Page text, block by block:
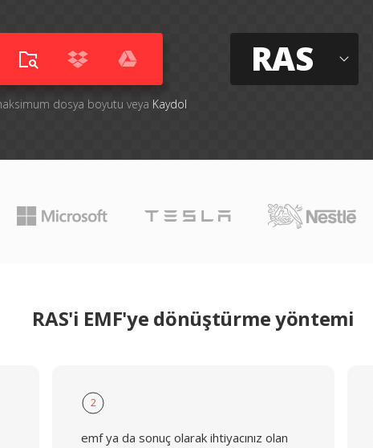
dosya boyutu veya Kaydol
RAS
RAS'i EMF'ye dönüştürme yöntemi
2
emf ya da sonuç olarak ihtiyacınız olan